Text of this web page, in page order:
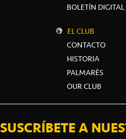
BOLETÍN DIGITAL
EL CLUB
CONTACTO
HISTORIA
PALMARÉS
OUR CLUB
SUSCRÍBETE A